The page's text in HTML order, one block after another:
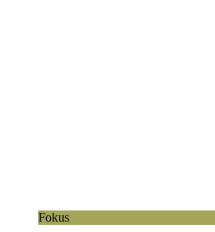
Fokus